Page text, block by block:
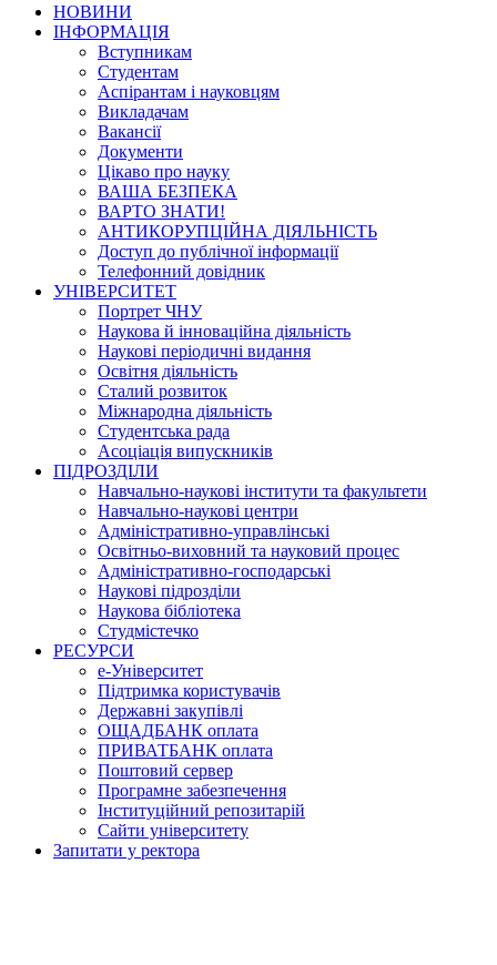
НОВИНИ
ІНФОРМАЦІЯ
Вступникам
Студентам
Аспірантам і науковцям
Викладачам
Вакансії
Документи
Цікаво про науку
ВАША БЕЗПЕКА
ВАРТО ЗНАТИ!
АНТИКОРУПЦІЙНА ДІЯЛЬНІСТЬ
Доступ до публічної інформації
Телефонний довідник
УНІВЕРСИТЕТ
Портрет ЧНУ
Наукова й інноваційна діяльність
Наукові періодичні видання
Освітня діяльність
Сталий розвиток
Міжнародна діяльність
Студентська рада
Асоціація випускників
ПІДРОЗДІЛИ
Навчально-наукові інститути та факультети
Навчально-наукові центри
Адміністративно-управлінські
Освітньо-виховний та науковий процес
Адміністративно-господарські
Наукові підрозділи
Наукова бібліотека
Студмістечко
РЕСУРСИ
е-Університет
Підтримка користувачів
Державні закупівлі
ОЩАДБАНК оплата
ПРИВАТБАНК оплата
Поштовий сервер
Програмне забезпечення
Інституційний репозитарій
Сайти університету
Запитати у ректора